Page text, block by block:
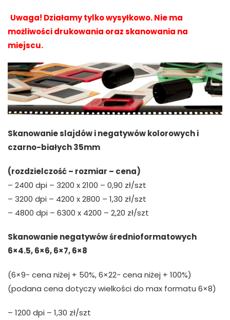
Uwaga! Działamy tylko wysyłkowo. Nie ma
możliwości drukowania oraz skanowania na
miejscu.
Skanowanie slajdów i negatywów kolorowych i
czarno-białych 35mm
(rozdzielczość – rozmiar – cena)
– 2400 dpi – 3200 x 2100 – 0,90 zł/szt
– 3200 dpi – 4200 x 2800 – 1,30 zł/szt
– 4800 dpi – 6300 x 4200 – 2,20 zł/szt
Skanowanie negatywów średnioformatowych
6×4.5, 6×6, 6×7, 6×8
(6×9- cena niżej + 50%, 6×22- cena niżej + 100%)
(podana cena dotyczy wielkości do max formatu 6×8)
– 1200 dpi – 1,30 zł/szt